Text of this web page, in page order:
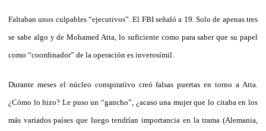
Faltaban unos culpables “ejecutivos”. El FBI señaló a 19. Solo de apenas tres
se sabe algo y de Mohamed Atta, lo suficiente como para saber que su papel
como “coordinador” de la operación es inverosímil.
Durante meses el núcleo conspirativo creó falsas puertas en torno a Atta.
¿Cómo lo hizo? Le puso un “gancho”, ¿acaso una mujer que lo citaba en los
más variados países que luego tendrían importancia en la trama (Alemania,